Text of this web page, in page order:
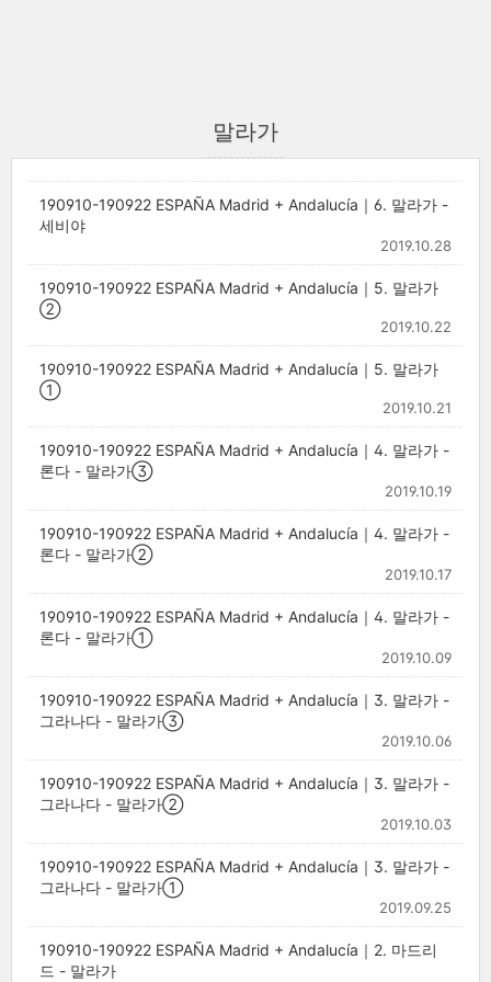
말라가
190910-190922 ESPAÑA Madrid + Andalucía｜6. 말라가 -
세비야
2019.10.28
190910-190922 ESPAÑA Madrid + Andalucía｜5. 말라가
②
2019.10.22
190910-190922 ESPAÑA Madrid + Andalucía｜5. 말라가
①
2019.10.21
190910-190922 ESPAÑA Madrid + Andalucía｜4. 말라가 -
론다 - 말라가③
2019.10.19
190910-190922 ESPAÑA Madrid + Andalucía｜4. 말라가 -
론다 - 말라가②
2019.10.17
190910-190922 ESPAÑA Madrid + Andalucía｜4. 말라가 -
론다 - 말라가①
2019.10.09
190910-190922 ESPAÑA Madrid + Andalucía｜3. 말라가 -
그라나다 - 말라가③
2019.10.06
190910-190922 ESPAÑA Madrid + Andalucía｜3. 말라가 -
그라나다 - 말라가②
2019.10.03
190910-190922 ESPAÑA Madrid + Andalucía｜3. 말라가 -
그라나다 - 말라가①
2019.09.25
190910-190922 ESPAÑA Madrid + Andalucía｜2. 마드리
드 - 말라가